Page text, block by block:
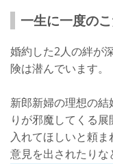
一生に一度の
婚約した2人の絆が
険は潜んでいます。
新郎新婦の理想の
りが邪魔してくる
入れてほしいと頼
意見を出されたりな